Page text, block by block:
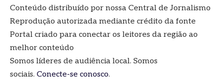
Conteúdo distribuído por nossa Central de Jornalismo
Reprodução autorizada mediante crédito da fonte
Portal criado para conectar os leitores da região ao
melhor conteúdo
Somos líderes de audiência local. Somos
sociais. Conecte-se conosco.